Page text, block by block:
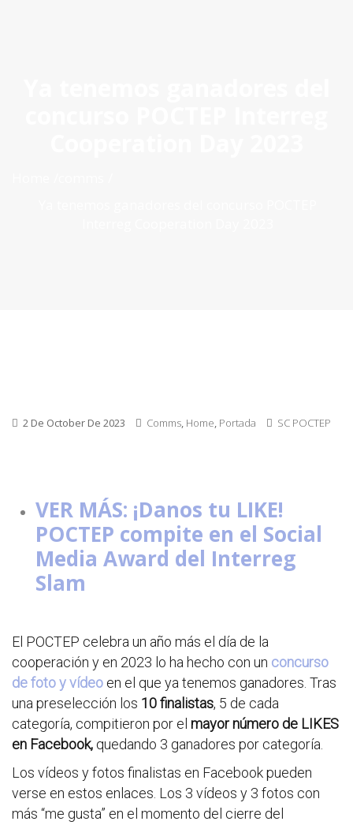
2 De October De 2023 Comms, Home, Portada SC POCTEP
VER MÁS: ¡Danos tu LIKE!
POCTEP compite en el Social
Media Award del Interreg
Slam
El POCTEP celebra un año más el día de la
cooperación y en 2023 lo ha hecho con un concurso
de foto y vídeoen el que ya tenemos ganadores. Tras
una preselección los 10 finalistas, 5 de cada
categoría, compitieron por el mayor número de LIKES
en Facebook, quedando 3 ganadores por categoría.
Los vídeos y fotos finalistas en Facebook pueden
verse en estos enlaces. Los 3 vídeos y 3 fotos con
más “me gusta” en el momento del cierre del